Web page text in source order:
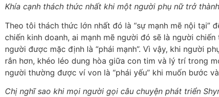
Khía cạnh thách thức nhất khi một người phụ nữ trở
Theo tôi thách thức lớn nhất đó là “sự mạnh mẽ nội tại”
chiến kinh doanh, ai mạnh mẽ người đó sẽ là người
người được mặc định là “phái mạnh”. Vì vậy, khi người
rắn hơn, khéo léo dung hòa giữa con tim và lý trí trong
người thường được ví von là “phái yếu” khi muốn bước
Chị nghĩ sao khi mọi người gọi câu chuyện phát triển